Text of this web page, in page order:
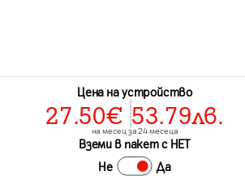
Цена на устройство
27.50€ 53.79лв.
на месец за 24 месеца
Вземи в пакет с НЕТ
Не
Да